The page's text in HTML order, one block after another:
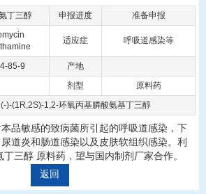
丁三醇 申报进度 准备申报
适应症 呼吸道感染等
85-9 产地
剂型 原料药
(-)-(1R,2S)-1,2-环氧丙基膦酸氨基丁三醇
品敏感的致病菌所引起的呼吸道感染，下
道炎和肠道感染以及皮肤软组织感染。利
三醇 原料药，望与国内制剂厂家合作。
返回